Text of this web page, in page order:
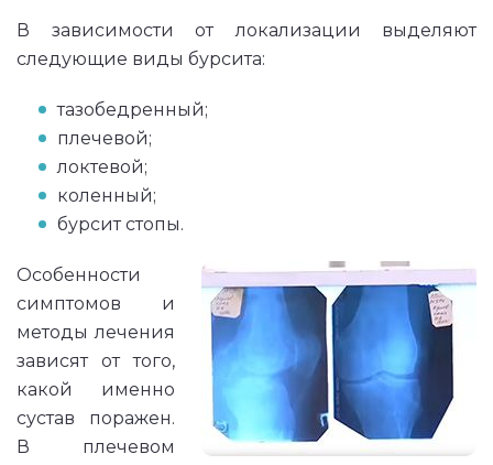
В зависимости от локализации выделяют
следующие виды бурсита:
тазобедренный;
плечевой;
локтевой;
коленный;
бурсит стопы.
Особенности
симптомов и
методы лечения
зависят от того,
какой именно
сустав поражен.
В плечевом